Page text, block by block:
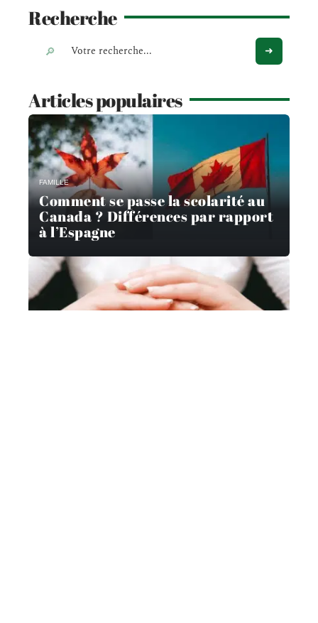
Recherche
Articles populaires
FAMILLE
Comment se passe la scolarité au
Canada ? Différences par rapport
à l’Espagne